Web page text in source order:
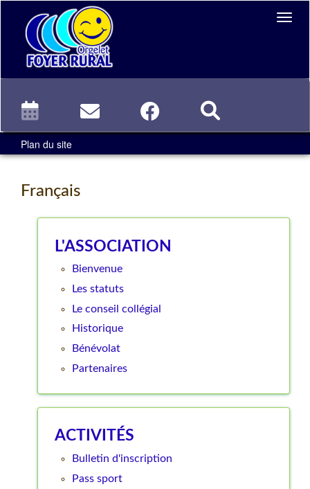
Plan du site
Français
L'ASSOCIATION
Bienvenue
Les statuts
Le conseil collégial
Historique
Bénévolat
Partenaires
ACTIVITÉS
Bulletin d'inscription
Pass sport